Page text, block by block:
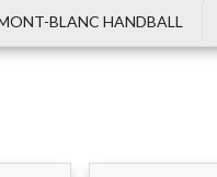
BLANC HANDBALL